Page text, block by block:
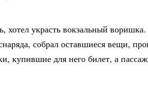
хотел украсть вокзальный
собрал оставшиеся вещи,
купившие для него билет, а